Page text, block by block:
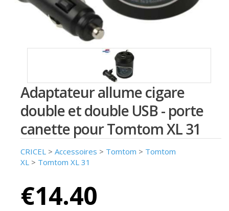
Adaptateur allume cigare
double et double USB - porte
canette pour Tomtom XL 31
CRICEL > Accessoires > Tomtom > Tomtom
XL > Tomtom XL 31
€14.40